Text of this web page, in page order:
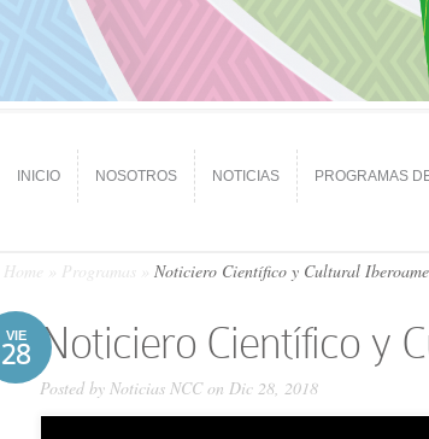
INICIO NOSOTROS NOTICIAS PROGRAMAS
Home Programas Noticiero Científico y Cultural
VIE
28 Noticiero Científico y
Posted by Noticias NCCon Dic 28, 2018